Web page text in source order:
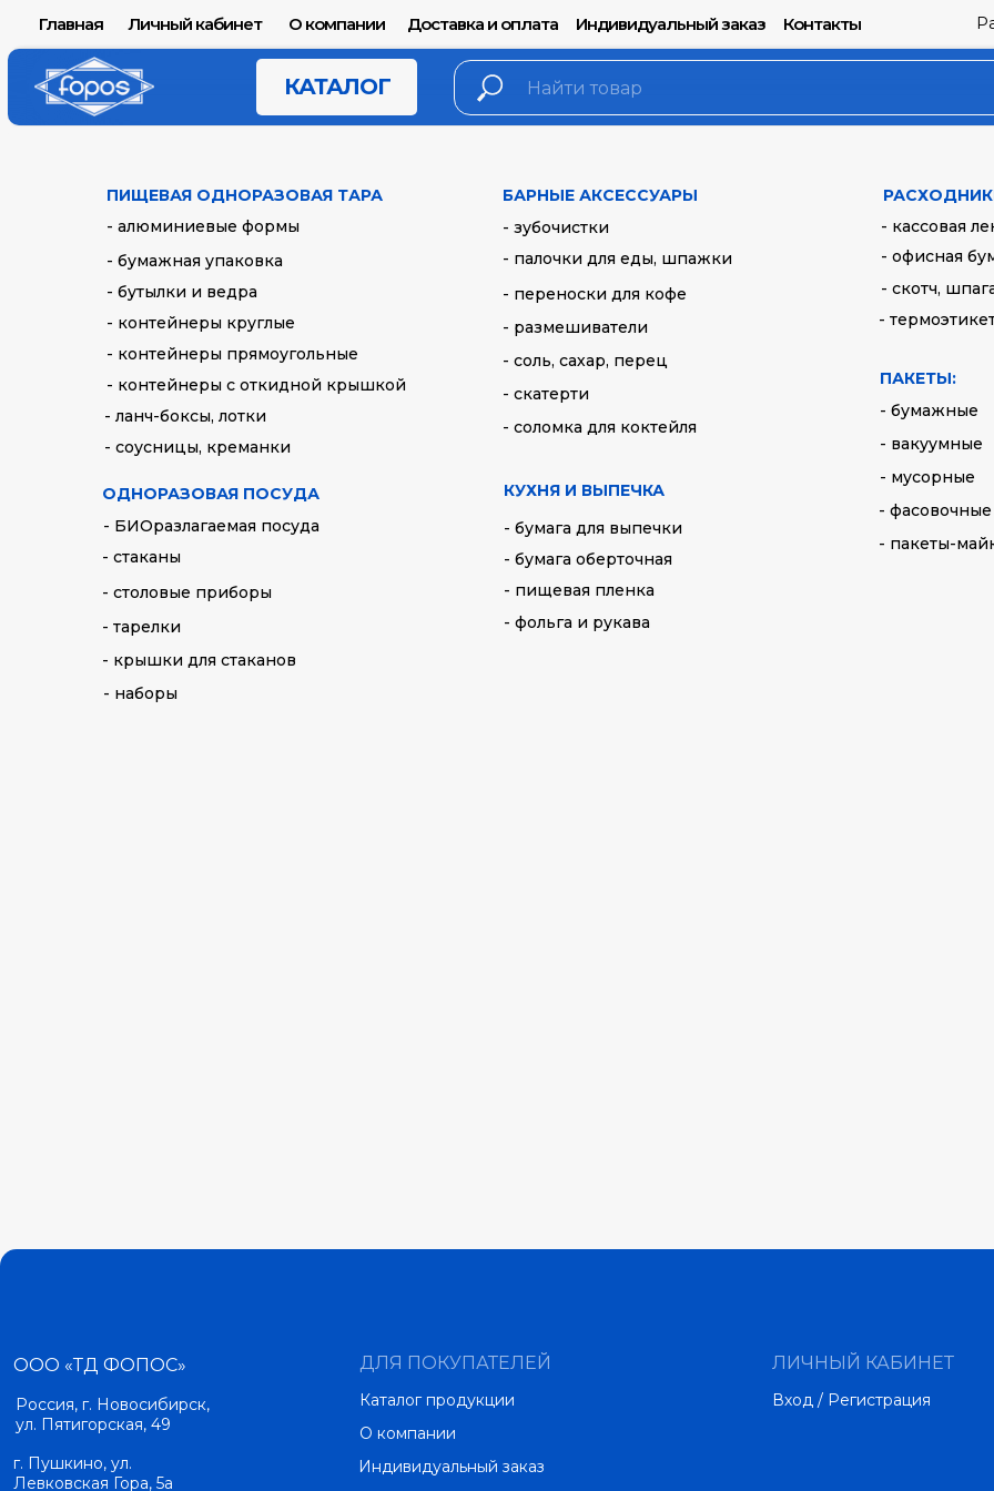
Доставка и оплата Контакты
Индивидуальный заказ
Личный кабинет
Главная О компании
КАТАЛОГ
ПИЩЕВАЯ ОДНОРАЗОВАЯ ТАРА
- бутылки и ведра
- контейнеры круглые
- контейнеры с откидной крышкой
- контейнеры прямоугольные
- соусницы, креманки
- ланч-боксы, лотки
КУХНЯ И ВЫПЕЧКА
- пищевая пленка
- фольга и рукава
- бумага для выпечки
- бумага оберточная
- кассовая
-
- скотч,
- офисная
ПАКЕТЫ:
- бумажные
- вакуумные
- мусорные
- фасовочные
- пакеты-
БАРНЫЕ АКСЕССУАРЫ
- зубочистки
- палочки для еды, шпажки
- переноски для кофе
- размешиватели
- соль, сахар, перец
- скатерти
- соломка для коктейля
ОДНОРАЗОВАЯ ПОСУДА
- БИОразлагаемая посуда
- стаканы
- крышки для стаканов
- наборы
- тарелки
- столовые приборы
- алюминиевые формы
- бумажная упаковка
Главная → Каталог
ПАКЕТЫ И МЕШКИ
Пакеты бумажные Пакеты мусорные Пакеты
ДЛЯ ПОКУПАТЕЛЕЙ
Каталог продукции
ЛИЧНЫЙ КАБИНЕТ
Вход / Регистрация
О компании
Индивидуальный заказ
Россия, г. Новосибирск,
ул. Пятигорская, 49
г. Пушкино, ул.
Левковская Гора, 5а
ООО «ТД ФОПОС»